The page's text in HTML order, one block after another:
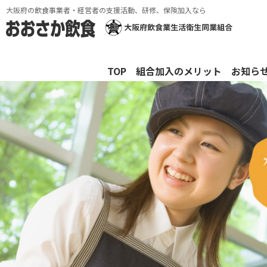
大阪府の飲食事業者・経営者の支援活動、研修、保険加入なら
TOP 組合加入のメリット お知ら